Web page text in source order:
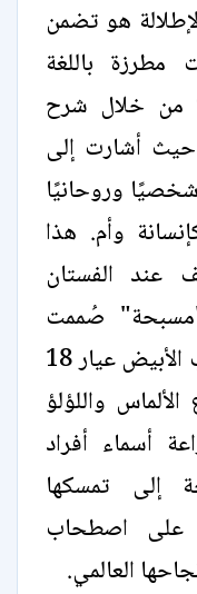
هو تضمن
مطرزة باللغة
من خلال شرح
حيث أشارت إلى
وروحانيًا
وأم. هذا
عند الفستان
صُممت
خصيصًا لها، صُنعت من الذهب الأبيض عيار 18
واللؤلؤ
أسماء أفراد
إلى تمسكها
على اصطحاب
العالمي.